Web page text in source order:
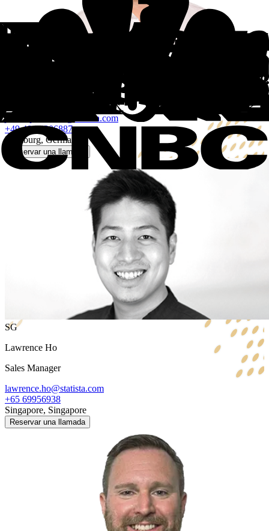
jannis.plachetka@statista.com
+49 40 74306887
Hamburg, Germany
Reservar una llamada
SG
Lawrence Ho
Sales Manager
lawrence.ho@statista.com
+65 69956938
Singapore, Singapore
Reservar una llamada